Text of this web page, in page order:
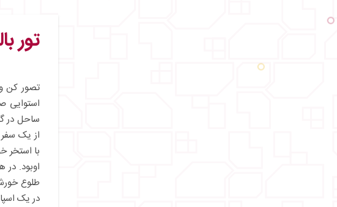
تور
تصور کن
ساحل در
از یک
با استخر
اوبود. در
طلوع
در یک